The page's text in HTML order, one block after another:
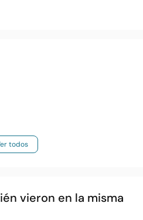
todos
vieron en la misma